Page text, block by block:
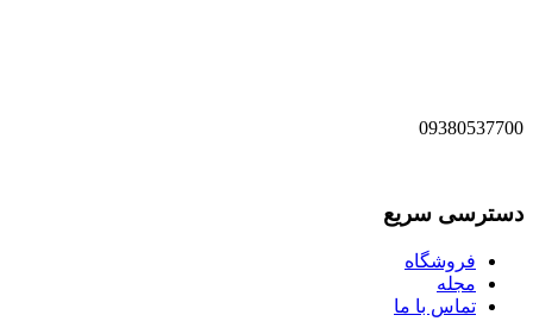
09380537700
دسترسی سریع
فروشگاه
مجله
تماس با ما